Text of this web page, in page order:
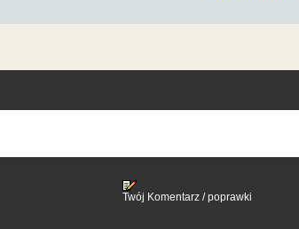
Twój Komentarz / poprawki